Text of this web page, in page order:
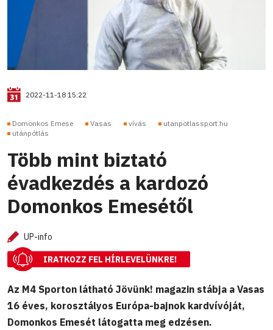
2022-11-18 15:22
Domonkos Emese Vasas vívás
utanpotlassport.hu
utánpótlás
Több mint biztató
évadkezdés a kardozó
Domonkos Emesétől
UP-info
IRATKOZZ FEL HÍRLEVELÜNKRE!
Az M4 Sporton látható Jövünk! magazin stábja a Vasas
16 éves, korosztályos Európa-bajnok kardvívóját,
Domonkos Emesét látogatta meg edzésen.